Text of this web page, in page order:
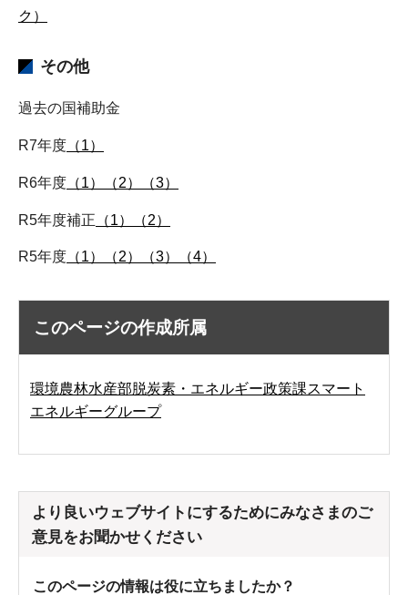
ク）
その他
過去の国補助金
R7年度 （1）
R6年度 （1） （2） （3）
R5年度補正 （1） （2）
R5年度 （1） （2） （3） （4）
このページの作成所属
環境農林水産部脱炭素・エネルギー政策課スマート
エネルギーグループ
より良いウェブサイトにするためにみなさまのご
意見をお聞かせください
このページの情報は役に立ちましたか？